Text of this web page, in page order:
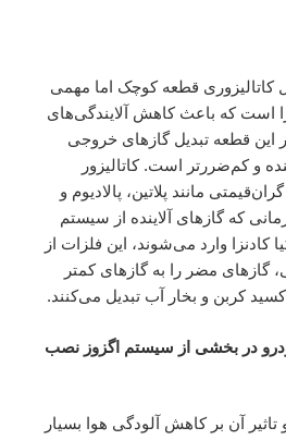
کاتالیزوری قطعه کوچک اما مهمی
است که باعث کاهش آلایندگی‌های
این قطعه تبدیل گازهای خروجی
و کم‌ضررتر است. کاتالیزور
مانند پلاتین، پالادیوم و
که گازهای آلاینده از سیستم
کادنزا وارد می‌شوند، این فلزات از
مضر را به گازهای کمتر
کربن و بخار آب تبدیل می‌کنند.
در بخشی از سیستم اگزوز نصب
تاثیر آن بر کاهش آلودگی هوا بسیار